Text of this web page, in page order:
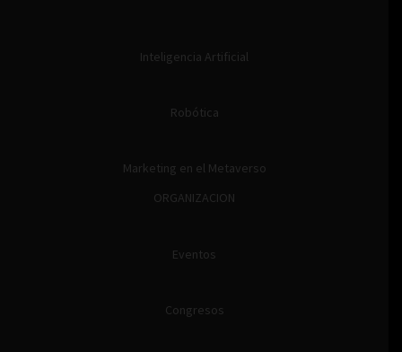
Inteligencia Artificial
Robótica
Marketing en el Metaverso
ORGANIZACION
Eventos
Congresos